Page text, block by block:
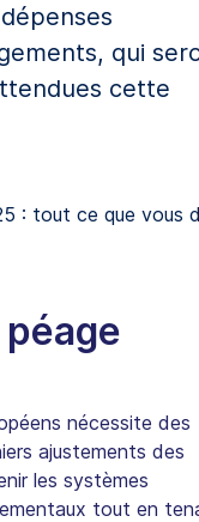
qui
cette
nécessite des
ajustements des
les systèmes
tout en